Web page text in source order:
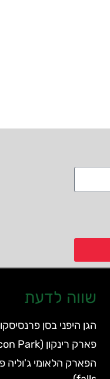
שווה לדעת
הגן היפני בסן פרנסיסקו
פארק רינקון (Rincon Park)